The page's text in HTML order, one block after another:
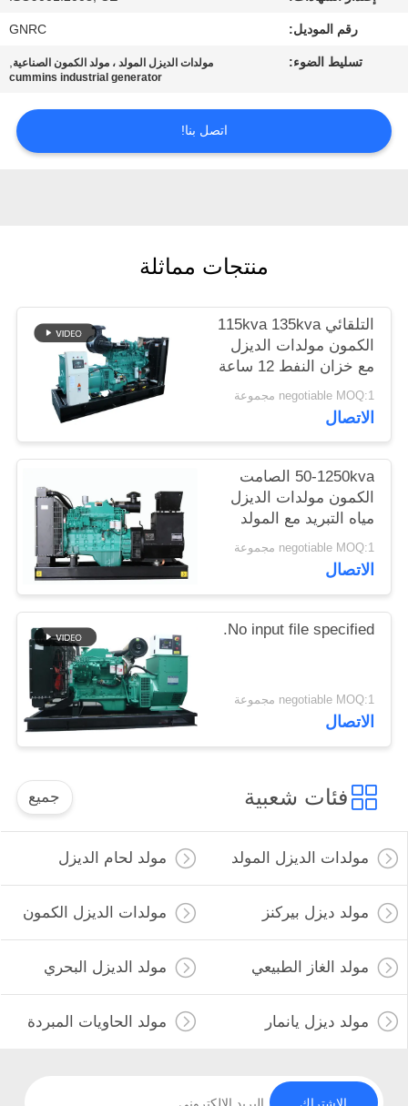
اطلب
اقتباس
خريطة
رقم الموديل: GNRC
تسليط الضوء: مولدات الديزل المولد ، مولد الكمون الصناعية,
cummins industrial generator
اتصل بنا!
منتجات مماثلة
التلقائي 115kva 135kva
الكمون مولدات الديزل
مع خزان النفط 12 ساعة
negotiable MOQ:1 مجموعة
الاتصال
50-1250kva الصامت
الكمون مولدات الديزل
مياه التبريد مع المولد
ستامفورد
negotiable MOQ:1 مجموعة
الاتصال
No input file specified.
negotiable MOQ:1 مجموعة
الاتصال
فئات شعبية جميع
مولدات الديزل المولد مولد لحام الديزل
مولد ديزل بيركنز مولدات الديزل الكمون
مولد الغاز الطبيعي مولد الديزل البحري
مولد ديزل يانمار مولد الحاويات المبردة
الاشتراك